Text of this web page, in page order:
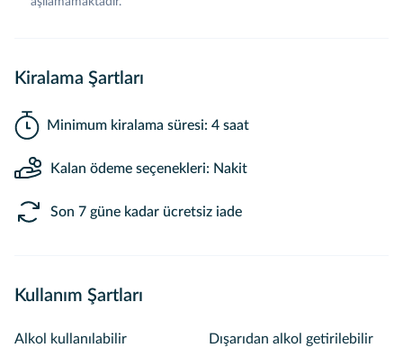
Kiralama Şartları
Minimum kiralama süresi: 4 saat
Kalan ödeme seçenekleri: Nakit
Son 7 güne kadar ücretsiz iade
Kullanım Şartları
Alkol kullanılabilir Dışarıdan alkol getirilebilir